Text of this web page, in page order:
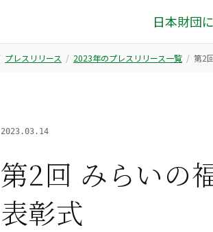
日本財団
プレスリリース 2023年のプレスリリース一覧 第2
2023.03.14
第2回 みらいの
表彰式